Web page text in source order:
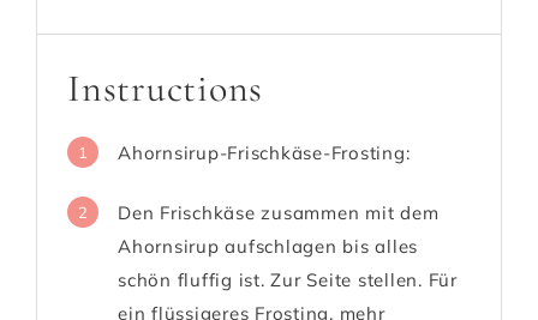
Instructions
1 Ahornsirup-Frischkäse-Frosting:
2
Den Frischkäse zusammen mit dem
Ahornsirup aufschlagen bis alles
schön fluffig ist. Zur Seite stellen. Für
ein flüssigeres Frosting, mehr